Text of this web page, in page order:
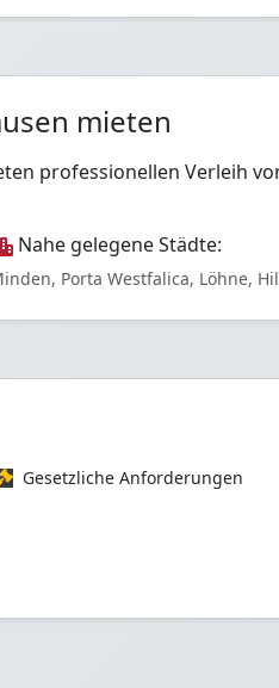
mieten
professionellen Verleih
Nahe gelegene Städte:
Porta Westfalica, Löhne,
Gesetzliche Anforderungen